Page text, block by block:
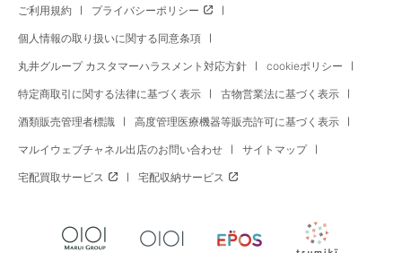
ご利用規約 プライバシーポリシー
個人情報の取り扱いに関する同意条項
丸井グループ カスタマーハラスメント対応方針 cookieポリシー
特定商取引に関する法律に基づく表示 古物営業法に基づく表示
酒類販売管理者標識 高度管理医療機器等販売許可に基づく表示
マルイウェブチャネル出店のお問い合わせ サイトマップ
宅配買取サービス 宅配収納サービス